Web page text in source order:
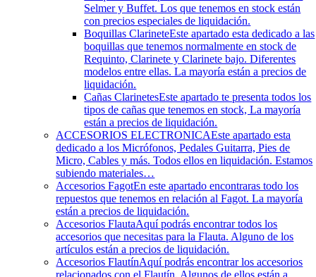
Selmer y Buffet. Los que tenemos en stock están
con precios especiales de liquidación.
Boquillas ClarineteEste apartado esta dedicado a las
boquillas que tenemos normalmente en stock de
Requinto, Clarinete y Clarinete bajo. Diferentes
modelos entre ellas. La mayoría están a precios de
liquidación.
Cañas ClarinetesEste apartado te presenta todos los
tipos de cañas que tenemos en stock, La mayoría
están a precios de liquidación.
ACCESORIOS ELECTRONICAEste apartado esta
dedicado a los Micrófonos, Pedales Guitarra, Pies de
Micro, Cables y más. Todos ellos en liquidación. Estamos
subiendo materiales…
Accesorios FagotEn este apartado encontraras todo los
repuestos que tenemos en relación al Fagot. La mayoría
están a precios de liquidación.
Accesorios FlautaAquí podrás encontrar todos los
accesorios que necesitas para la Flauta. Alguno de los
artículos están a precios de liquidación.
Accesorios FlautínAquí podrás encontrar los accesorios
relacionados con el Flautín. Algunos de ellos están a